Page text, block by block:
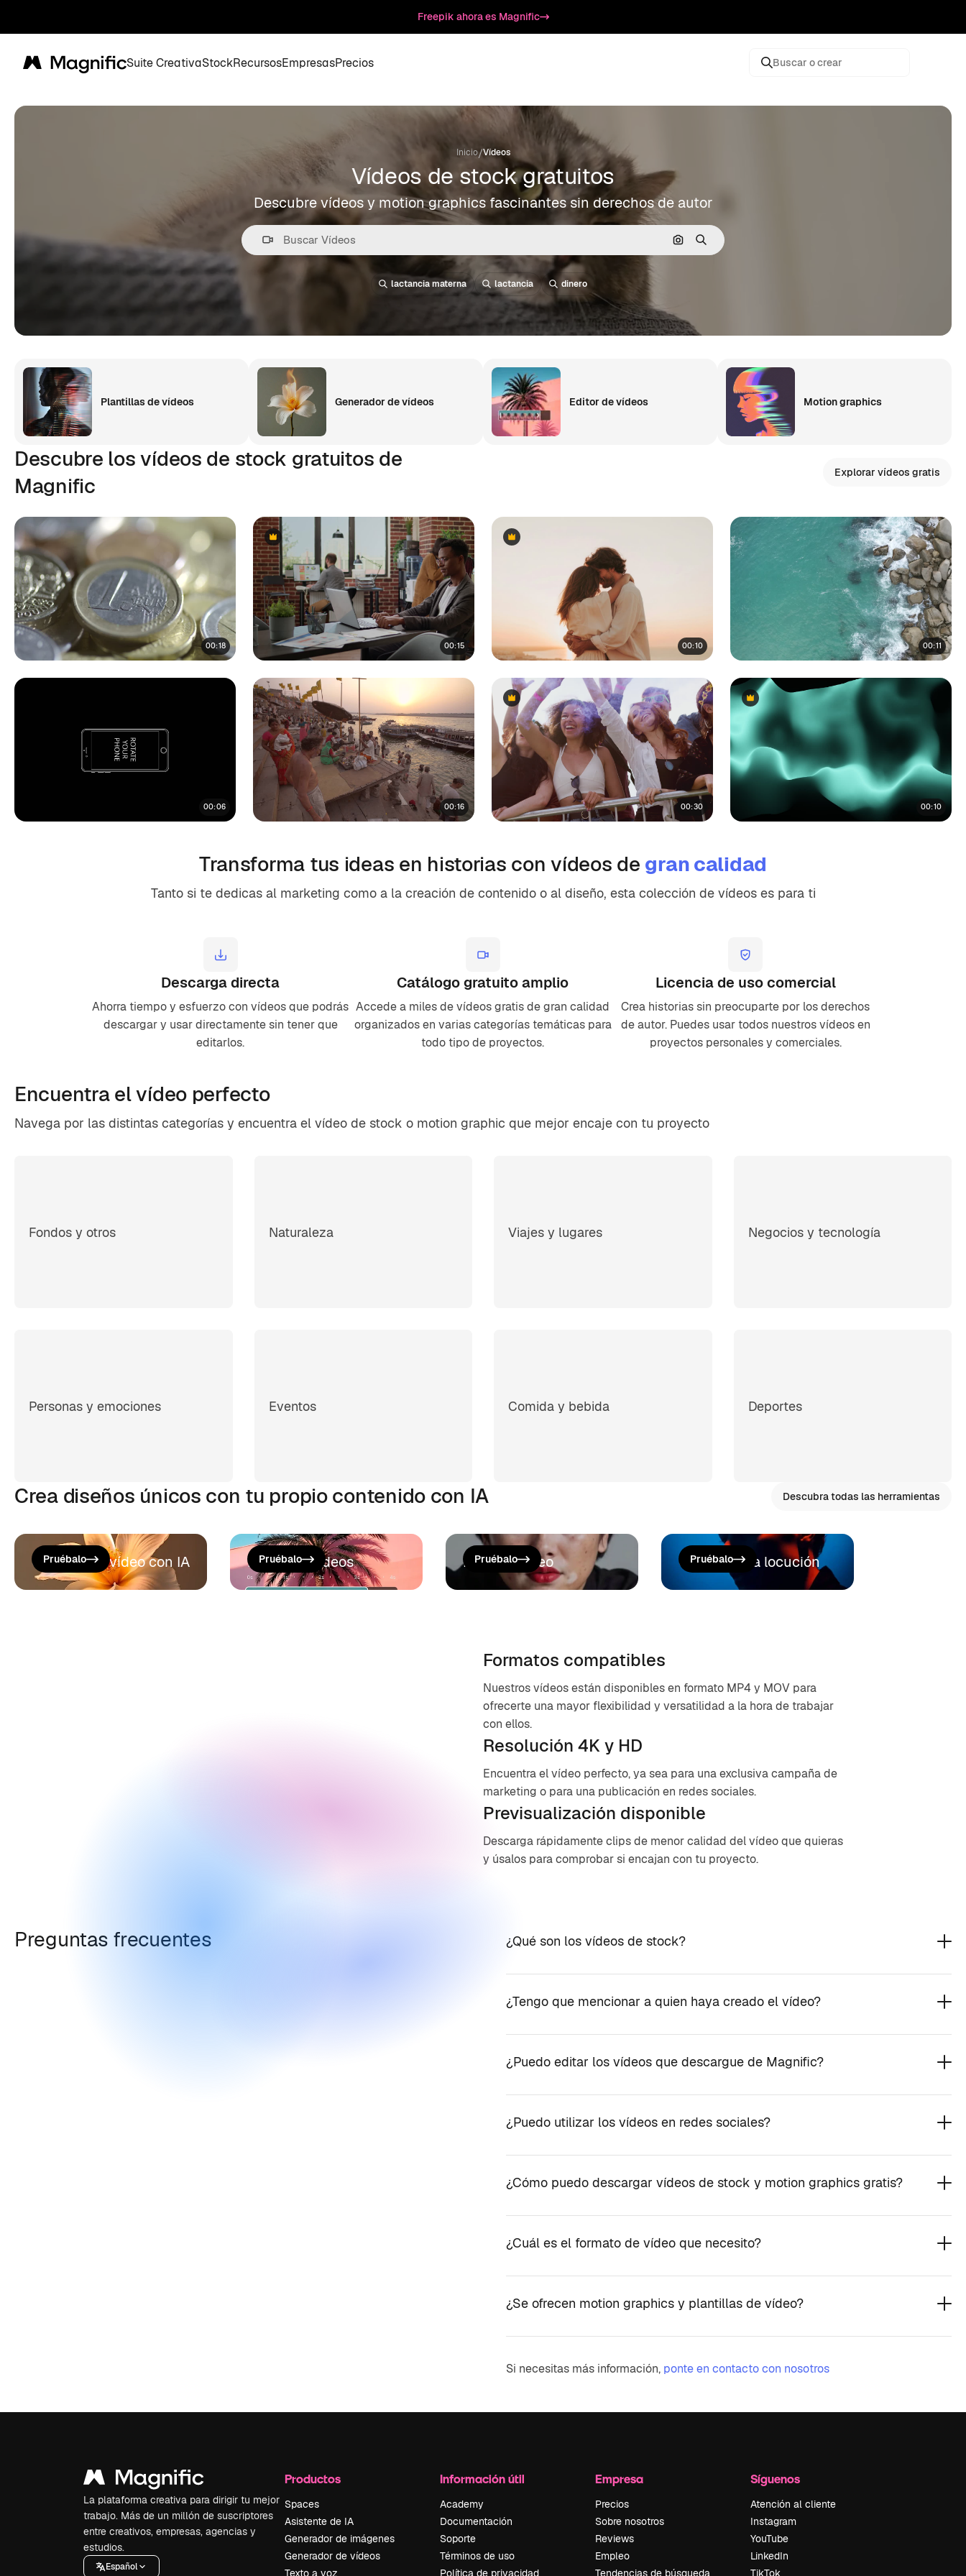
Freepik ahora es Magnific
Magnific Suite CreativaStockRecursosEmpresasPrecios Buscar o crear
Inicio/Vídeos
Vídeos de stock gratuitos
Descubre vídeos y motion graphics fascinantes sin derechos de autor
Buscar por imagen
Buscar
lactancia materna lactancia dinero
Plantillas de vídeos Generador de vídeos Editor de vídeos Motion graphics
Descubre los vídeos de stock gratuitos de
Magnific
00:18 00:15
Premium
Premium
00:10
Premium
Premium
00:11
00:06 00:16 00:30
Premium
Premium
00:10
Premium
Premium
Explorar vídeos gratis
Transforma tus ideas en historias con vídeos de gran calidad
Tanto si te dedicas al marketing como a la creación de contenido o al diseño, esta colección de vídeos es para ti
Descarga directa
Ahorra tiempo y esfuerzo con vídeos que podrás
descargar y usar directamente sin tener que
editarlos.
Catálogo gratuito amplio
Accede a miles de vídeos gratis de gran calidad
organizados en varias categorías temáticas para
todo tipo de proyectos.
Licencia de uso comercial
Crea historias sin preocuparte por los derechos
de autor. Puedes usar todos nuestros vídeos en
proyectos personales y comerciales.
Encuentra elvídeo perfecto
Navega por las distintas categorías y encuentra el vídeo de stock o motion graphic que mejor encaje con tu proyecto
Fondos y otros Naturaleza Viajes y lugares Negocios y tecnología
Personas y emociones Eventos Comida y bebida Deportes
Crea diseños únicos con tu propio contenido con IA Descubra todas las herramientas
Generar un vídeo con IA
Pruébalo Editor de vídeos
Pruébalo Mejorar vídeo
Pruébalo Generar una locución
Pruébalo
Formatos compatibles
Nuestros vídeos están disponibles en formato MP4 y MOV para
ofrecerte una mayor flexibilidad y versatilidad a la hora de trabajar
con ellos.
Resolución 4K y HD
Encuentra el vídeo perfecto, ya sea para una exclusiva campaña de
marketing o para una publicación en redes sociales.
Previsualización disponible
Descarga rápidamente clips de menor calidad del vídeo que quieras
y úsalos para comprobar si encajan con tu proyecto.
Preguntas frecuentes ¿Qué son los vídeos de stock?
¿Tengo que mencionar a quien haya creado el vídeo?
¿Puedo editar los vídeos que descargue de Magnific?
¿Puedo utilizar los vídeos en redes sociales?
¿Cómo puedo descargar vídeos de stock y motion graphics gratis?
¿Cuál es el formato de vídeo que necesito?
¿Se ofrecen motion graphics y plantillas de vídeo?
Si necesitas más información, ponte en contacto con nosotros
La plataforma creativa para dirigir tu mejor
trabajo. Más de un millón de suscriptores
entre creativos, empresas, agencias y
estudios.
Español
Productos
Spaces
Asistente de IA
Generador de imágenes
Generador de vídeos
Texto a voz
Información útil
Academy
Documentación
Soporte
Términos de uso
Política de privacidad
Empresa
Precios
Sobre nosotros
Reviews
Empleo
Tendencias de búsqueda
Síguenos
Atención al cliente
Instagram
YouTube
LinkedIn
TikTok